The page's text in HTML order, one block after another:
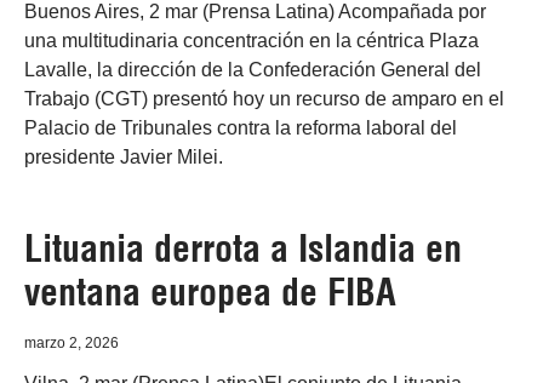
Buenos Aires, 2 mar (Prensa Latina) Acompañada por
una multitudinaria concentración en la céntrica Plaza
Lavalle, la dirección de la Confederación General del
Trabajo (CGT) presentó hoy un recurso de amparo en el
Palacio de Tribunales contra la reforma laboral del
presidente Javier Milei.
Lituania derrota a Islandia en
ventana europea de FIBA
marzo 2, 2026